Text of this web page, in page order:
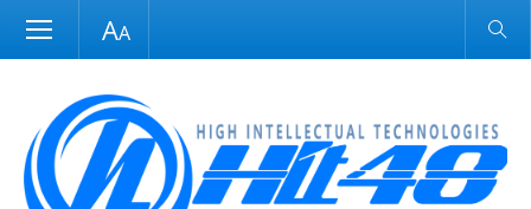
Размер шрифта Обычная версия